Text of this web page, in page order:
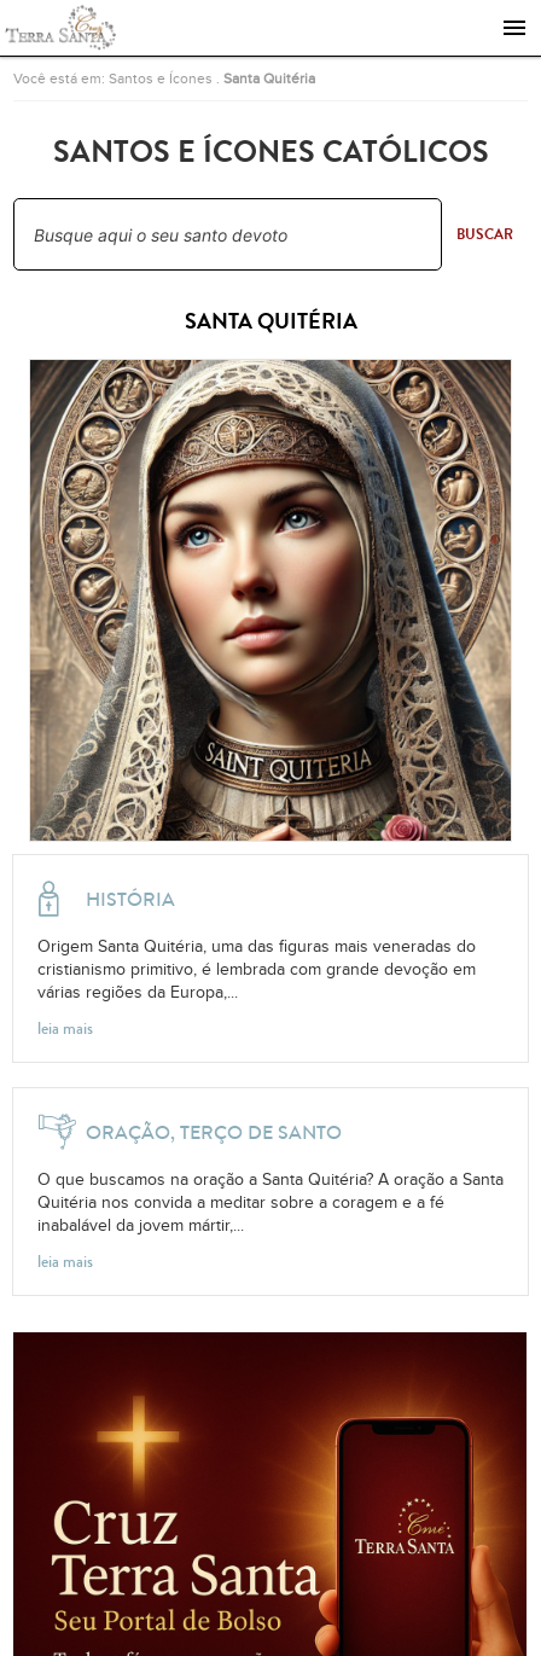
Ir para a página inicial
Você está em:Santos e Ícones .Santa Quitéria
SANTOS E ÍCONES CATÓLICOS
BUSCAR
SANTA QUITÉRIA
HISTÓRIA
Origem Santa Quitéria, uma das figuras mais veneradas do
cristianismo primitivo, é lembrada com grande devoção em
várias regiões da Europa,...
leia mais
ORAÇÃO, TERÇO DE SANTO
O que buscamos na oração a Santa Quitéria? A oração a Santa
Quitéria nos convida a meditar sobre a coragem e a fé
inabalável da jovem mártir,...
leia mais